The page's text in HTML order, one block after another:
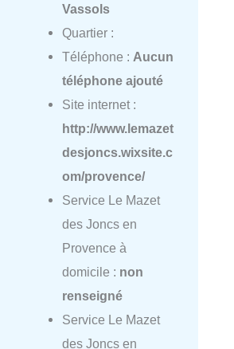
Vassols
Quartier :
Téléphone : Aucun
téléphone ajouté
Site internet :
http://www.lemazet
desjoncs.wixsite.c
om/provence/
Service Le Mazet
des Joncs en
Provence à
domicile : non
renseigné
Service Le Mazet
des Joncs en